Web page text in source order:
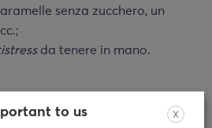
senza zucchero, un
da tenere in mano.
X
to us